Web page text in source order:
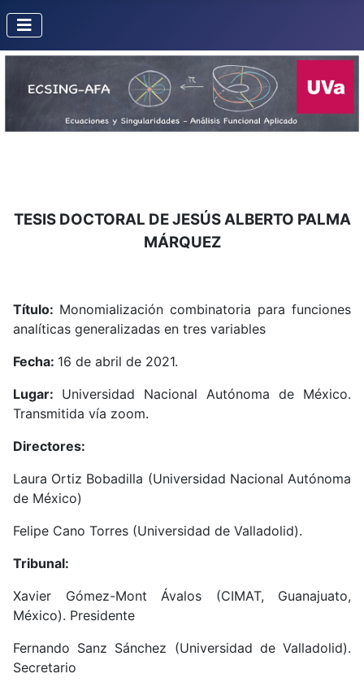
TESIS DOCTORAL DE JESÚS ALBERTO PALMA
MÁRQUEZ
Título: Monomialización combinatoria para funciones
analíticas generalizadas en tres variables
Fecha: 16 de abril de 2021.
Lugar: Universidad Nacional Autónoma de México.
Transmitida vía zoom.
Directores:
Laura Ortiz Bobadilla (Universidad Nacional Autónoma
de México)
Felipe Cano Torres (Universidad de Valladolid).
Tribunal:
Xavier Gómez-Mont Ávalos (CIMAT, Guanajuato,
México). Presidente
Fernando Sanz Sánchez (Universidad de Valladolid).
Secretario